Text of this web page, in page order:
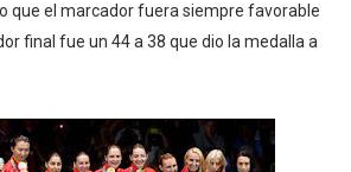
que el marcador fuera siempre favorable
final fue un 44 a 38 que dio la medalla a